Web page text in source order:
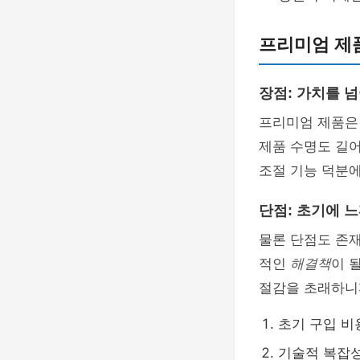
프리미엄 제
장점: 가치를
프리미엄 제품
제품 수명도 길
조절 기능 덕분
단점: 초기에
물론 단점도 존
적인 해결책이
절감을 초래하
초기 구입 비
기술적 복잡